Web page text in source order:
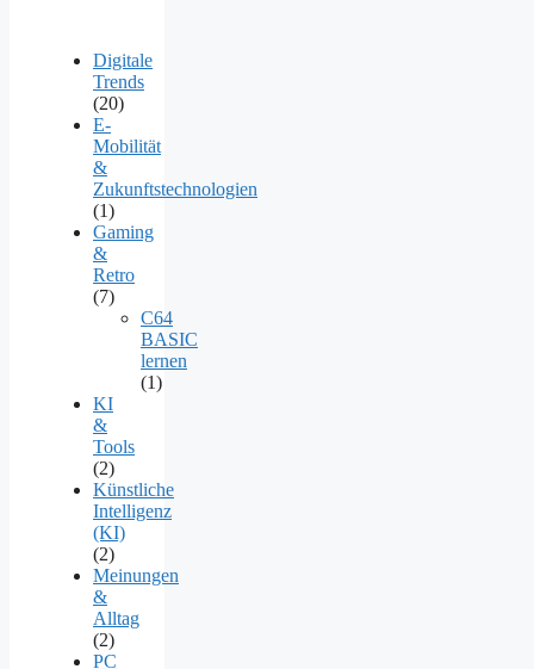
Digitale
Trends
(20)
E-
Mobilität
&
Zukunftstechnologien
(1)
Gaming
&
Retro
(7)
C64
BASIC
lernen
(1)
KI
&
Tools
(2)
Künstliche
Intelligenz
(KI)
(2)
Meinungen
&
Alltag
(2)
PC